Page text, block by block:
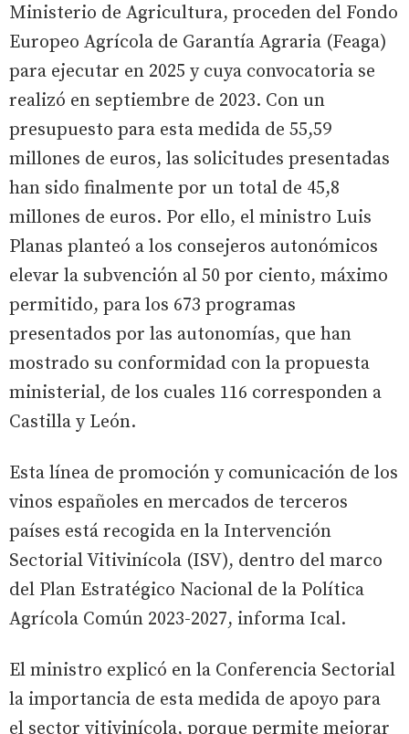
Ministerio de Agricultura, proceden del Fondo
Europeo Agrícola de Garantía Agraria (Feaga)
para ejecutar en 2025 y cuya convocatoria se
realizó en septiembre de 2023. Con un
presupuesto para esta medida de 55,59
millones de euros, las solicitudes presentadas
han sido finalmente por un total de 45,8
millones de euros. Por ello, el ministro Luis
Planas planteó a los consejeros autonómicos
elevar la subvención al 50 por ciento, máximo
permitido, para los 673 programas
presentados por las autonomías, que han
mostrado su conformidad con la propuesta
ministerial, de los cuales 116 corresponden a
Castilla y León.
Esta línea de promoción y comunicación de los
vinos españoles en mercados de terceros
países está recogida en la Intervención
Sectorial Vitivinícola (ISV), dentro del marco
del Plan Estratégico Nacional de la Política
Agrícola Común 2023-2027, informa Ical.
El ministro explicó en la Conferencia Sectorial
la importancia de esta medida de apoyo para
el sector vitivinícola, porque permite mejorar